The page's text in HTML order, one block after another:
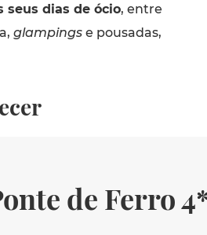
seus dias de ócio, entre
glampingse pousadas,
de Ferro